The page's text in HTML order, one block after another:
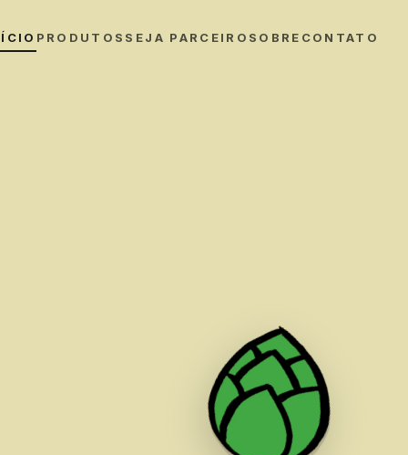
PRODUTOS SEJA PARCEIRO SOBRE CONTATO